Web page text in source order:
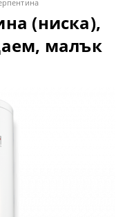
(ниска),
малък